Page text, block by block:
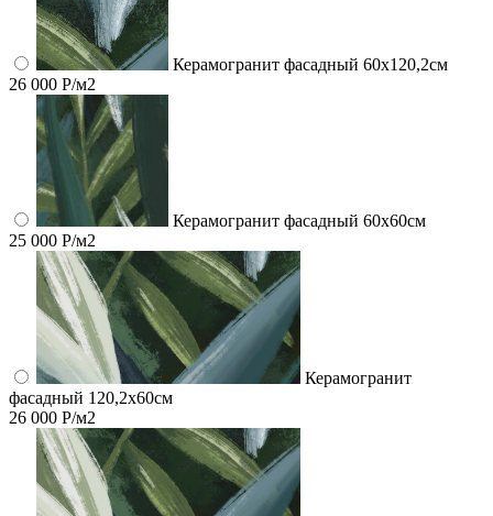
Керамогранит фасадный 60x120,2см
26 000 Р/м2
Керамогранит фасадный 60x60см
25 000 Р/м2
Керамогранит
фасадный 120,2x60см
26 000 Р/м2